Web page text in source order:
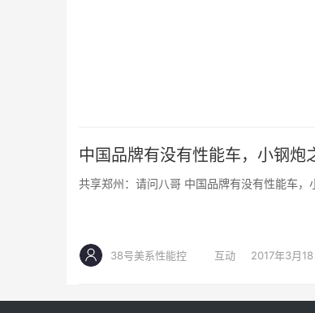
中国品牌有没有性能车，小钢炮
共享郑州：请问八哥 中国品牌有没有性能车
38号美系性能控 互动 2017年3月18